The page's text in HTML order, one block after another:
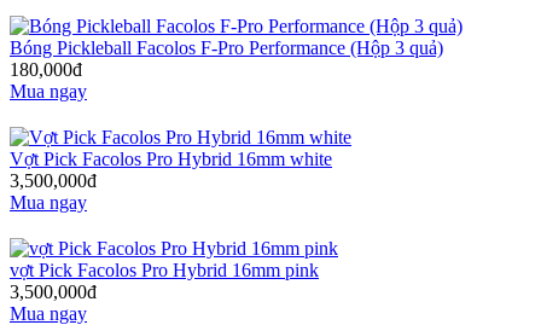
Bóng Pickleball Facolos F-Pro Performance (Hộp 3 quả)
180,000đ
Mua ngay
Vợt Pick Facolos Pro Hybrid 16mm white
3,500,000đ
Mua ngay
vợt Pick Facolos Pro Hybrid 16mm pink
3,500,000đ
Mua ngay